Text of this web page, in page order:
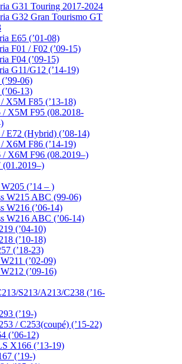
G31 Touring 2017-2024
G32 Gran Tourismo GT
E65 (’01-08)
F01 / F02 (’09-15)
F04 (’09-15)
G11/G12 (’14-19)
06)
13)
X5M F85 (’13-18)
/ X5M F95 (08.2018-
E72 (Hybrid) (’08-14)
X6M F86 (’14-19)
/ X6M F96 (08.2019–)
(’14 – )
W215 ABC (99-06)
W216 (’06-14)
W216 ABC (’06-14)
(’04-10)
(’10-18)
(’18-23)
(’02-09)
(’09-16)
S213/A213/C238 (’16-
(’19-)
/ C253(coupé) (’15-22)
(’06-12)
X166 (’13-19)
(’19-)